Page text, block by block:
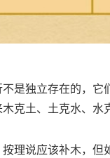
是独立存在的，它
克土、土克水、水
理说应该补木，但